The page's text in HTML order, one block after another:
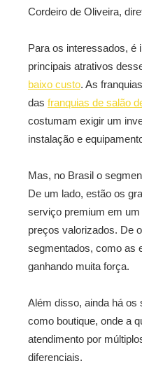
Cordeiro de Oliveira,
Para os interessados, é
principais atrativos
baixo custo. As
das franquias de salão
costumam exigir um
instalação e
Mas, no Brasil o
De um lado, estão os
serviço premium em
preços valorizados. De
segmentados, como as
ganhando muita força.
Além disso, ainda há os
como boutique, onde a
atendimento por
diferenciais.